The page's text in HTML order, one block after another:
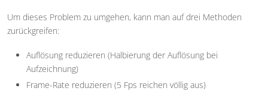
Um dieses Problem zu umgehen, kann man auf drei Methoden
zurückgreifen:
Auflösung reduzieren (Halbierung der Auflösung bei
Aufzeichnung)
Frame-Rate reduzieren (5 Fps reichen völlig aus)